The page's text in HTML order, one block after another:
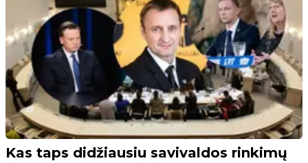
Kas taps didžiausiu savivaldos rinkimų